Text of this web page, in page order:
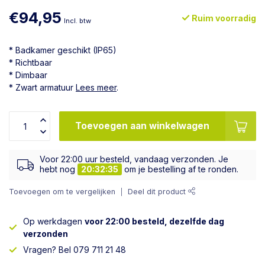
€94,95 Incl. btw Ruim voorradig
* Badkamer geschikt (IP65)
* Richtbaar
* Dimbaar
* Zwart armatuur Lees meer.
Toevoegen aan winkelwagen
Voor 22:00 uur besteld, vandaag verzonden. Je
hebt nog
20:32:34 om je bestelling af te ronden.
Toevoegen om te vergelijken Deel dit product
Op werkdagen voor 22:00 besteld, dezelfde dag
verzonden
Vragen? Bel 079 711 21 48